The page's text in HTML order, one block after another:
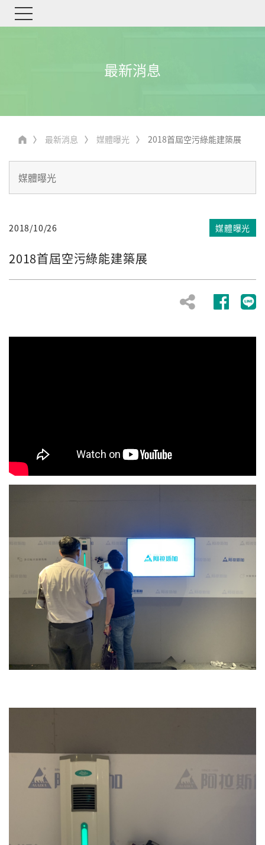
最新消息
最新消息 媒體曝光 2018首屆空污綠能建築展
2018/10/26 媒體曝光
2018首屆空污綠能建築展